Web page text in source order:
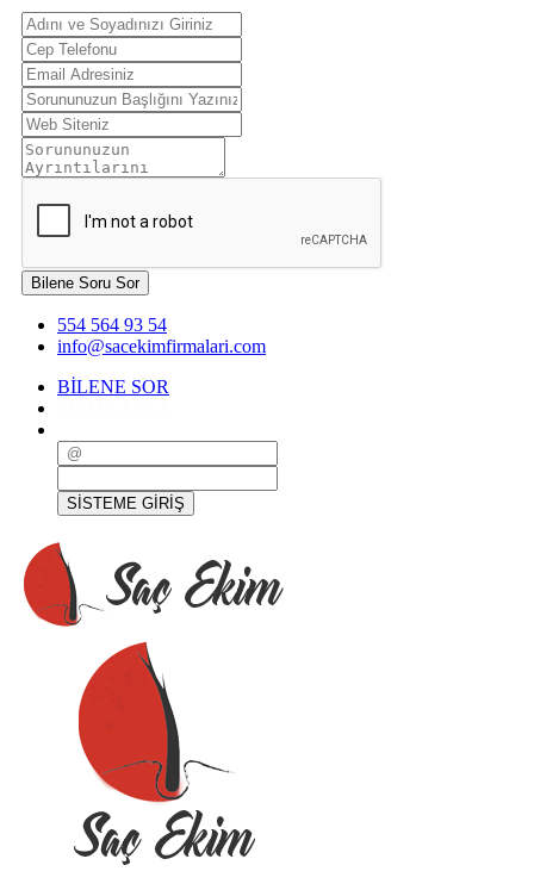
Bilene Soru Sor
554 564 93 54
info@sacekimfirmalari.com
BİLENE SOR
SİSTEME GİRİŞ